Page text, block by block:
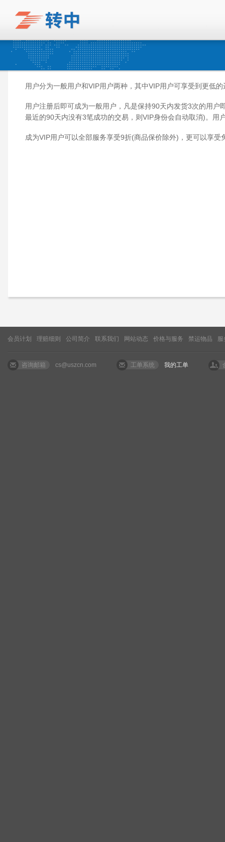
用户分为一般用户和VIP用户两种，其中VIP用户可享受到更低
用户注册后即可成为一般用户，凡是保持90天内发货3次的用
最近的90天内没有3笔成功的交易，则VIP身份会自动取消)。用
成为VIP用户可以全部服务享受9折(商品保价除外)，更可以享
会员计划 理赔细则 公司简介 联系我们 网站动态 价格与服务 禁运物品
咨询邮箱 cs@uszcn.com 工单系统 我的工单